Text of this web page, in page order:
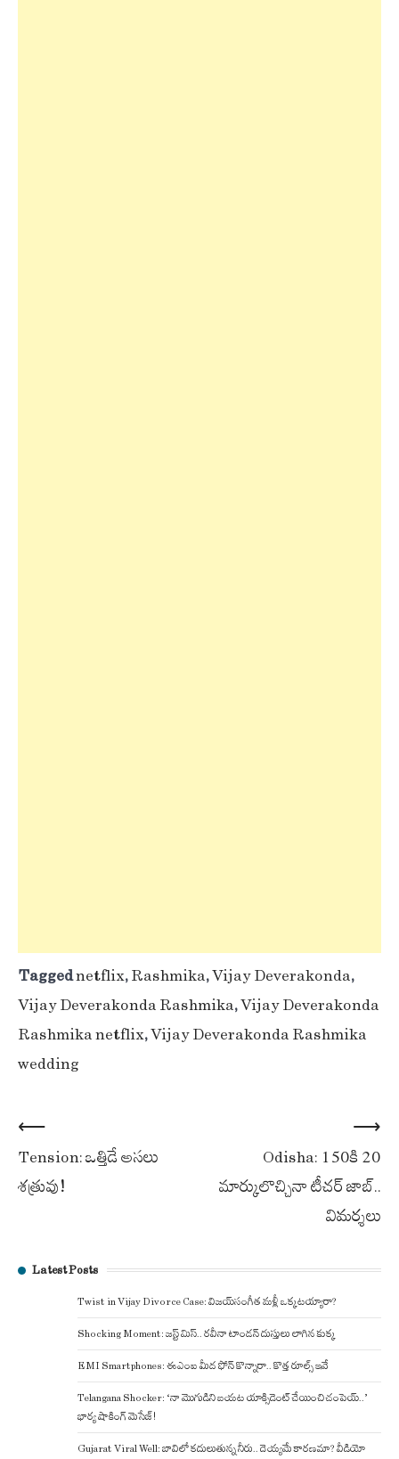
Taggednetflix,Rashmika,Vijay Deverakonda,
Vijay Deverakonda Rashmika,Vijay Deverakonda
Rashmika netflix,Vijay Deverakonda Rashmika
wedding
Post
navigation
⟵
Tension: ఒత్తిడే అసలు
శత్రువు!
Odisha: 150కి 20
మార్కులొచ్చినా టీచర్ జాబ్..
విమర్శలు
⟶
Latest Posts
Twist in Vijay Divorce Case: విజయ్-సంగీత మళ్లీ ఒక్కటయ్యారా?
Shocking Moment: జస్ట్ మిస్.. రవీనా టాండన్ దుస్తులు లాగిన కుక్క
EMI Smartphones: ఈఎంఐ మీద ఫోన్ కొన్నారా.. కొత్త రూల్స్ ఇవే
Telangana Shocker: ‘నా మొగుడిని బయట యాక్సిడెంట్ చేయించి చంపెయ్..’
భార్య షాకింగ్ మెసేజ్!
Gujarat Viral Well: బావిలో కదులుతున్న నీరు.. దెయ్యమే కారణమా? వీడియో